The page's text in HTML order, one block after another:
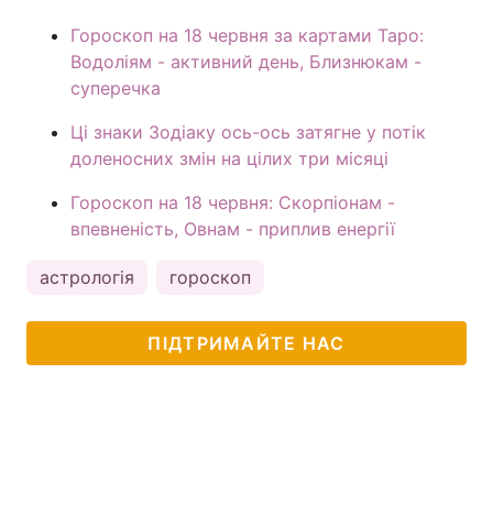
Гороскоп на 18 червня за картами Таро:
Водоліям - активний день, Близнюкам -
суперечка
Ці знаки Зодіаку ось-ось затягне у потік
доленосних змін на цілих три місяці
Гороскоп на 18 червня: Скорпіонам -
впевненість, Овнам - приплив енергії
астрологія гороскоп
ПІДТРИМАЙТЕ НАС